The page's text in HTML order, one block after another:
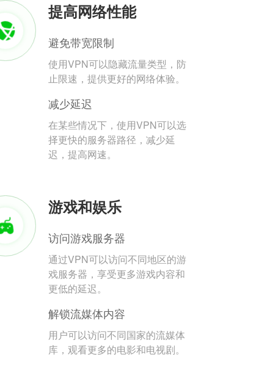
提高网络性能
避免带宽限制
使用VPN可以隐藏流量类型，防
止限速，提供更好的网络体验。
减少延迟
在某些情况下，使用VPN可以选
择更快的服务器路径，减少延
迟，提高网速。
游戏和娱乐
访问游戏服务器
通过VPN可以访问不同地区的游
戏服务器，享受更多游戏内容和
更低的延迟。
解锁流媒体内容
用户可以访问不同国家的流媒体
库，观看更多的电影和电视剧。